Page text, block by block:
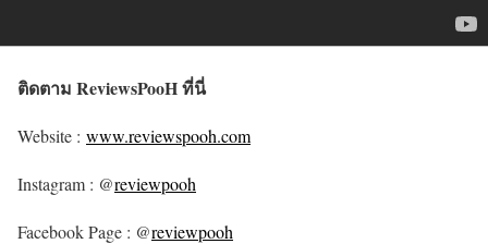
ติดตาม ReviewsPooH ที่นี่
Website : www.reviewspooh.com
Instagram : @reviewpooh
Facebook Page : @reviewpooh